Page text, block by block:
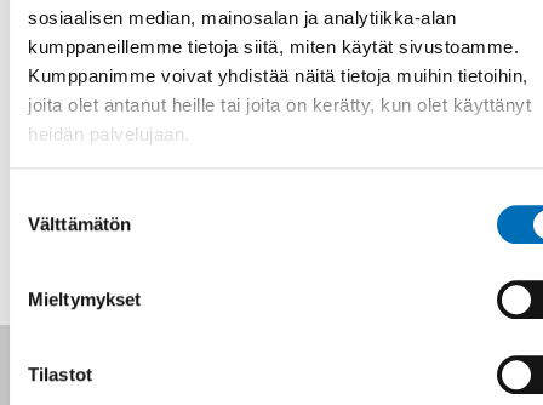
sosiaalisen median, mainosalan ja analytiikka-alan
kumppaneillemme tietoja siitä, miten käytät sivustoamme.
Kumppanimme voivat yhdistää näitä tietoja muihin tietoihin,
joita olet antanut heille tai joita on kerätty, kun olet käyttänyt
heidän palvelujaan.
valinta
Välttämätön
Mieltymykset
Tilastot
Tietoja
Seuraa meitä sosiaalisessa mediassa: